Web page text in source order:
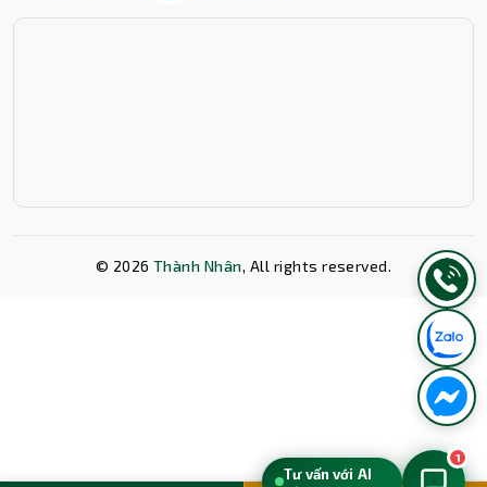
© 2026 Thành Nhân, All rights reserved.
Tư vấn với AI
1